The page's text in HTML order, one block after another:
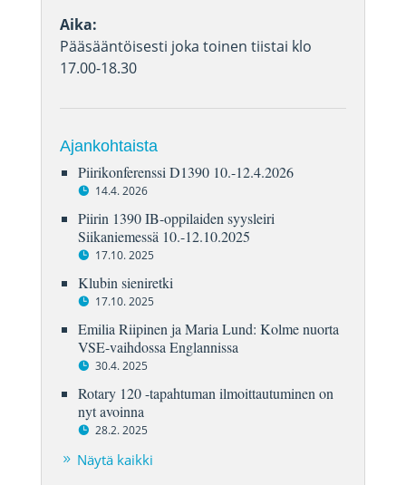
Aika:
Pääsääntöisesti joka toinen tiistai klo
17.00-18.30
Ajankohtaista
Piirikonferenssi D1390 10.-12.4.2026
14.4. 2026
Piirin 1390 IB-oppilaiden syysleiri
Siikaniemessä 10.-12.10.2025
17.10. 2025
Klubin sieniretki
17.10. 2025
Emilia Riipinen ja Maria Lund: Kolme nuorta
VSE-vaihdossa Englannissa
30.4. 2025
Rotary 120 -tapahtuman ilmoittautuminen on
nyt avoinna
28.2. 2025
Näytä kaikki